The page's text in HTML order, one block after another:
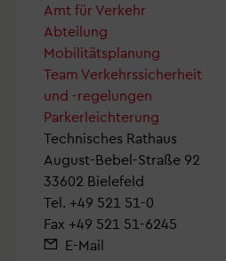
Amt für Verkehr
Abteilung
Mobilitätsplanung
Team Verkehrssicherheit
und -regelungen
Parkerleichterung
Technisches Rathaus
August-Bebel-Straße 92
33602 Bielefeld
Tel. +49 521 51-0
Fax +49 521 51-6245
E-Mail